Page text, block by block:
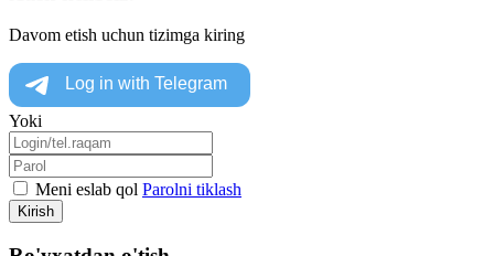
Davom etish uchun tizimga kiring
Yoki
Meni eslab qol Parolni tiklash
Kirish